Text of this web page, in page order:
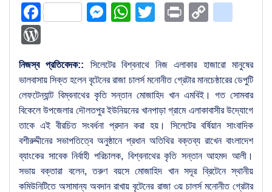
FacebookMessenger
WhatsApp
Twitter
Print
নিজস্ব প্রতিবেদক:: সিলেটের বিশ্বনাথে নিজ এলাকার হাজারো মানুষের
ভালবাসায় সিক্ত হলেন বৃটেনের রাজা চালর্স মনোনীত গ্রেটার মানচেষ্ঠারের ডেপুটি
লেফটেন্যান্ট বিম্বনাথের কৃতি সন্তান মোজাহিদ খান এমবিই। গত সোমবার
বিকেলে উপজেলার দৌলতপুর ইউনিয়নের খানপাড়া গ্রামে এলাকাবাসীর উদ্যোগে
তাকে এই বীরচিত সংবর্ধনা প্রদান করা হয়। সিলেটের বর্ষিয়ান সাংবাদিক
বশীরুদ্দীনের সভাপতিত্বে অনুষ্ঠানে প্রধান অতিথির বক্তব্য রাখেন বাংলাদেশ
ব্যাংকের সাবেক নির্বাহী পরিচালক, বিশ্বনাথের কৃতি সন্তান আহমদ আলী।
সভায় বক্তারা বলেন, তরুণ বয়সে মোজাহিদ খান সদূর ব্রিটেনে স্থানীয়
কমিউনিটিতে অসামান্য অবদান রাখায় বৃটেনের রাজা ৩য় চালর্স মনোনীত গ্রেটার